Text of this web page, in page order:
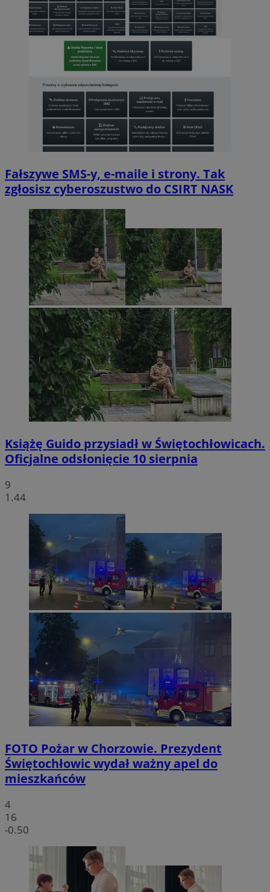
Fałszywe SMS-y, e-maile i strony. Tak
zgłosisz cyberoszustwo do CSIRT NASK
Książę Guido przysiadł w Świętochłowicach.
Oficjalne odsłonięcie 10 sierpnia
9
1.44
FOTO Pożar w Chorzowie. Prezydent
Świętochłowic wydał ważny apel do
mieszkańców
4
16
-0.50